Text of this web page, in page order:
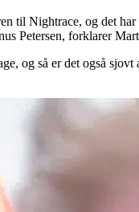
til Nightrace, og det har
Petersen, forklarer
og så er det også sjovt